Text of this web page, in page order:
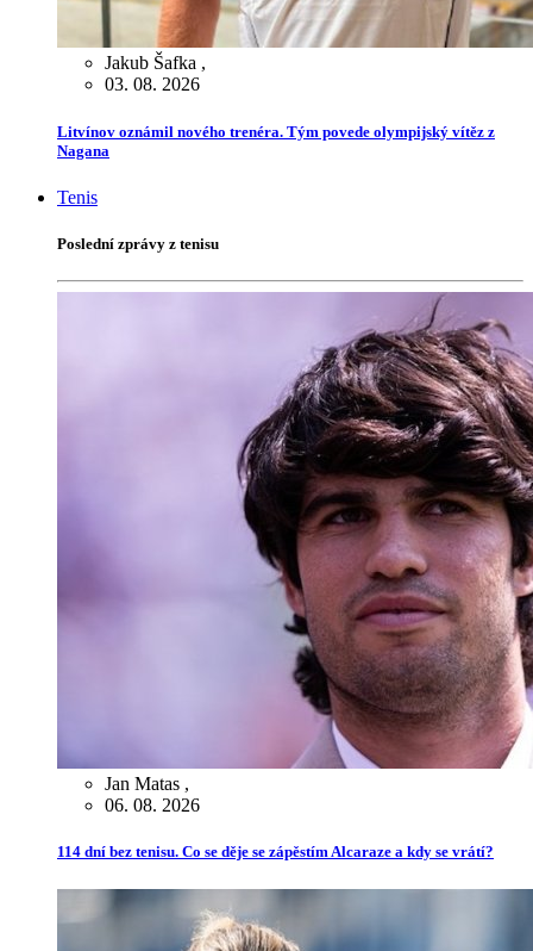
Jakub Šafka ,
03. 08. 2026
Litvínov oznámil nového trenéra. Tým povede olympijský vítěz z
Nagana
Tenis
Poslední zprávy z tenisu
Jan Matas ,
06. 08. 2026
114 dní bez tenisu. Co se děje se zápěstím Alcaraze a kdy se vrátí?